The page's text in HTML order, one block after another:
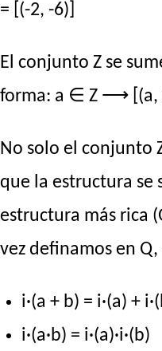
= [(-2, -6)]
El conjunto Z se
forma: a ∈ Z ⟶ [(a,
No solo el conjunto
que la estructura se
estructura más rica
vez definamos en Q,
i·(a + b) = i·(a) +
i·(a·b) = i·(a)·i·(b)